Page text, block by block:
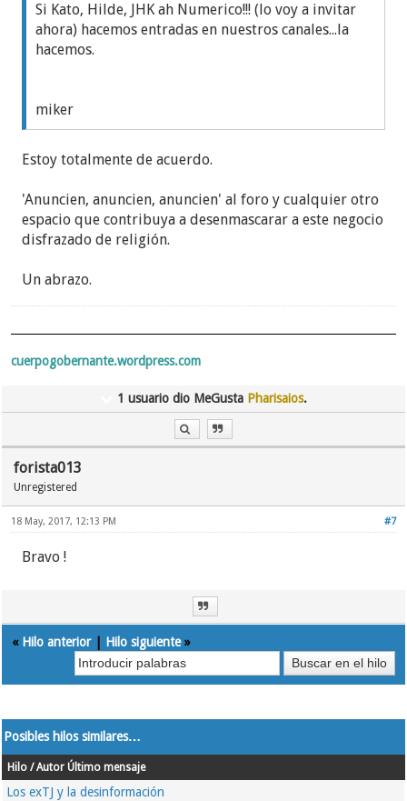
Si Kato, Hilde, JHK ah Numerico!!! (lo voy a invitar
ahora) hacemos entradas en nuestros canales...la
hacemos.
miker
Estoy totalmente de acuerdo.
'Anuncien, anuncien, anuncien' al foro y cualquier otro
espacio que contribuya a desenmascarar a este negocio
disfrazado de religión.
Un abrazo.
cuerpogobernante.wordpress.com
1 usuario dio MeGusta Pharisaios.
forista013
Unregistered
#7
18 May, 2017, 12:13 PM
Bravo !
« Hilo anterior| Hilo siguiente»
Posibles hilos similares…
Hilo / Autor Último mensaje
Los exTJ y la desinformación